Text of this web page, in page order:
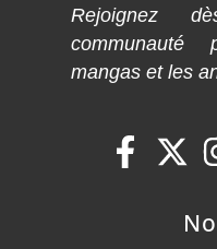
Rejoignez
communauté
mangas et les